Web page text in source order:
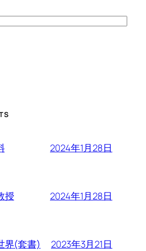
2024年1月28日
授 2024年1月28日
界(套書) 2023年3月21日